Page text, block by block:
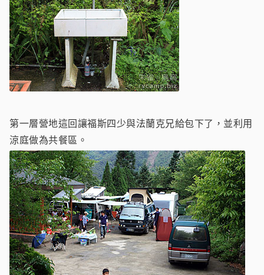
第一層營地這回讓福斯四少與法蘭克兄給包下了，並利用
涼庭做為共餐區。